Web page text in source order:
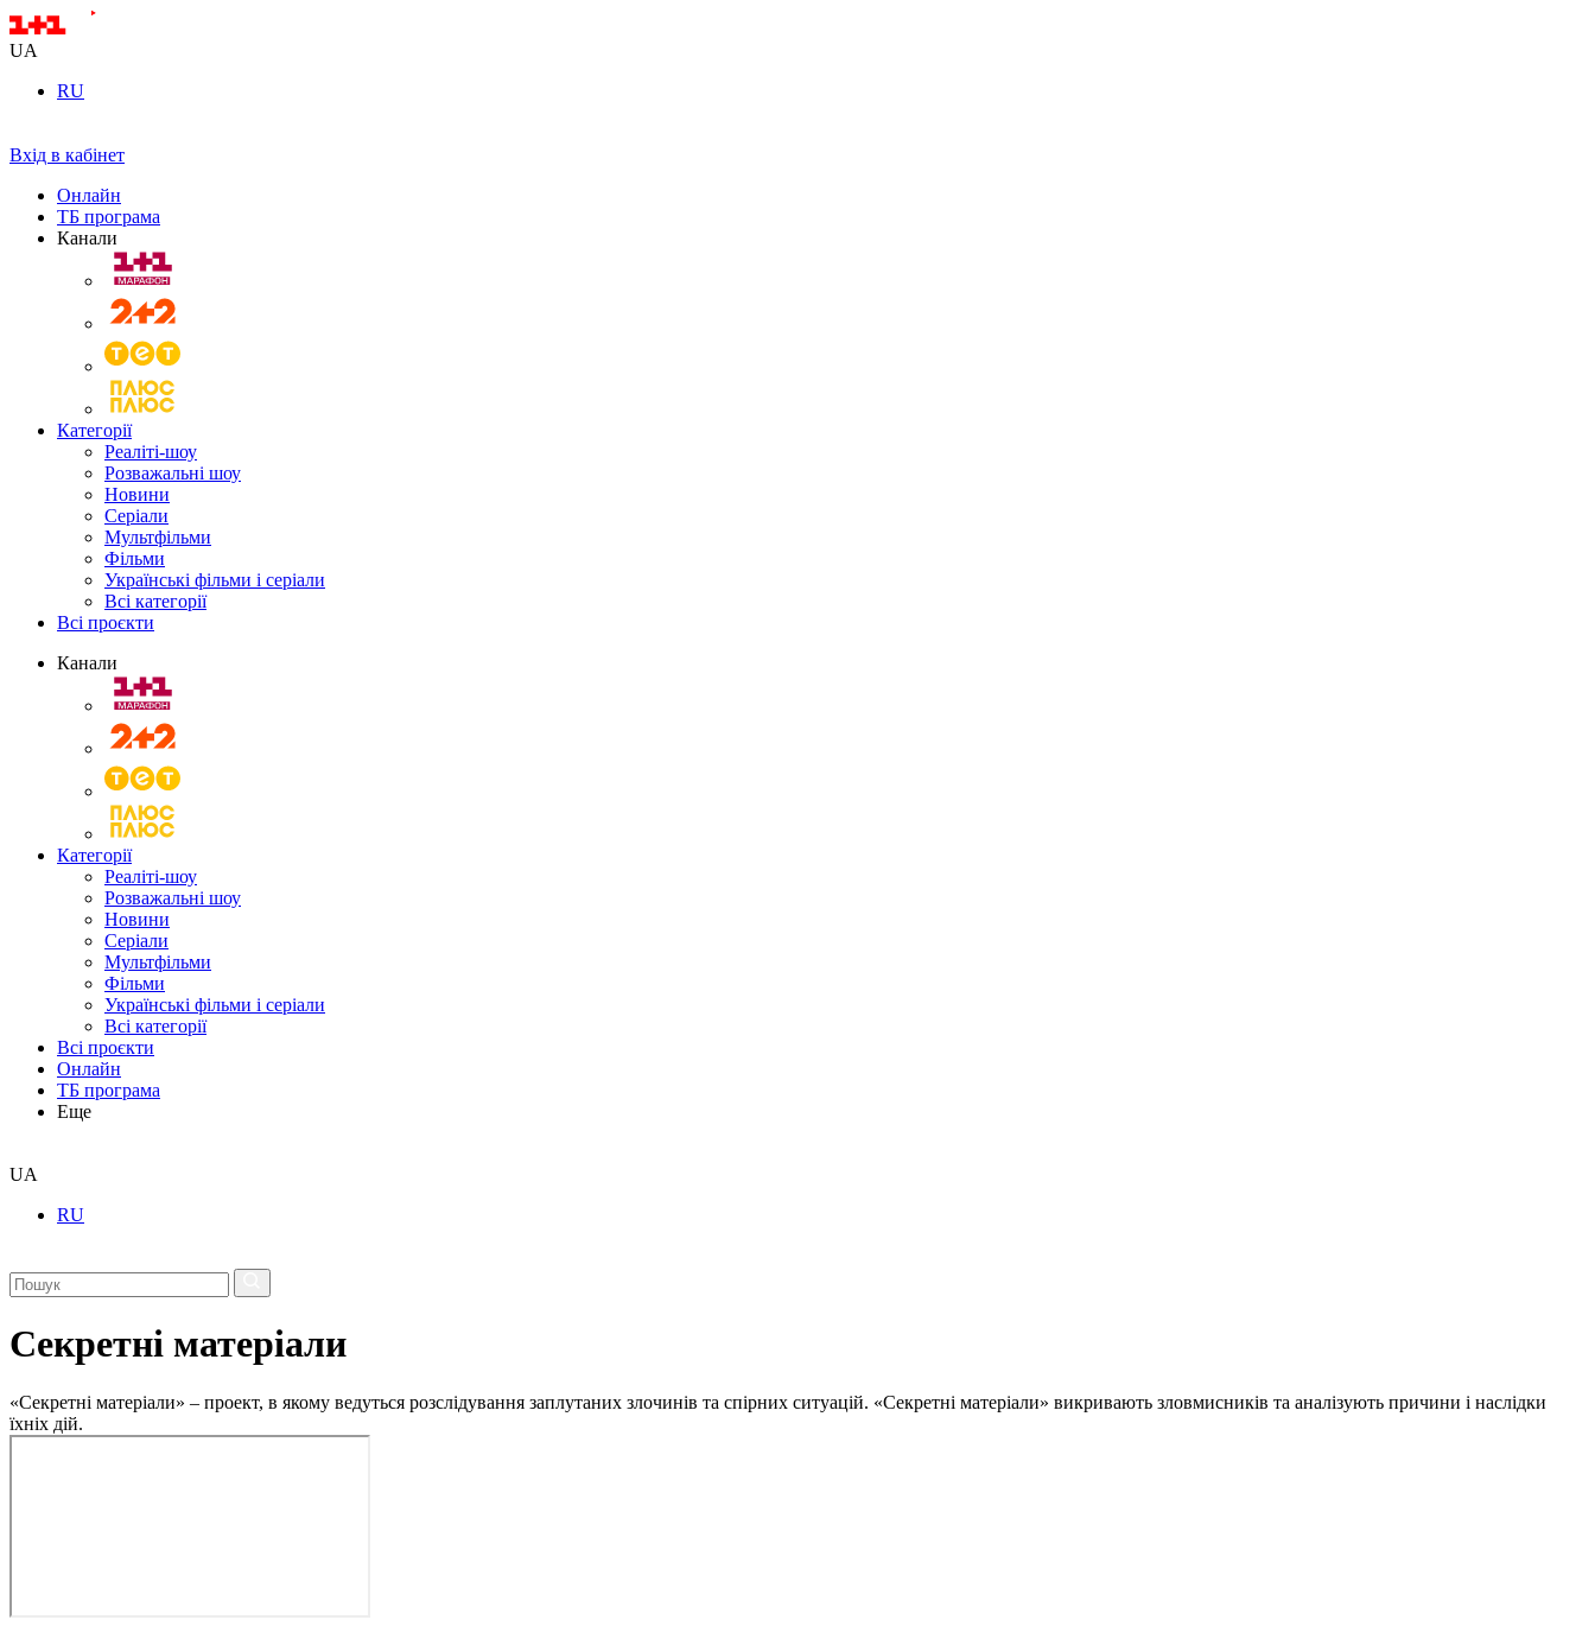
UA
RU
Вхід в кабінет
Онлайн
ТБ програма
Канали
Категорії
Реаліті-шоу
Розважальні шоу
Новини
Серіали
Мультфільми
Фільми
Українські фільми і серіали
Всі категорії
Всі проєкти
Канали
Категорії
Реаліті-шоу
Розважальні шоу
Новини
Серіали
Мультфільми
Фільми
Українські фільми і серіали
Всі категорії
Всі проєкти
Онлайн
ТБ програма
Еще
UA
RU
Секретні матеріали
«Секретні матеріали» – проект, в якому ведуться розслідування заплутаних злочинів та спірних ситуацій. «Секретні матеріали» викривають зловмисників та аналізують причини і наслідки
їхніх дій.